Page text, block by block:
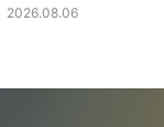
2026.08.06